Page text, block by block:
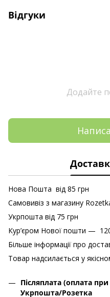
Відгуки
Додайте
Нова Пошта від 85 грн
Самовивіз з магазину
Укрпошта від 75 грн
Кур’єром Нової пошти —
Більше інформації про
Товар надсилається у
Післяплата (оплата
Укрпошта/Розетка